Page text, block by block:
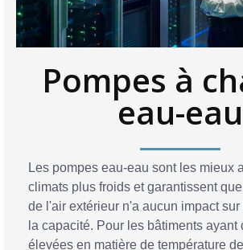
Pompes à
eau-eau
Les pompes eau-eau sont les mieux
climats plus froids et garantissent
de l'air extérieur n'a aucun impact
la capacité. Pour les bâtiments ayant
élevées en matière de température